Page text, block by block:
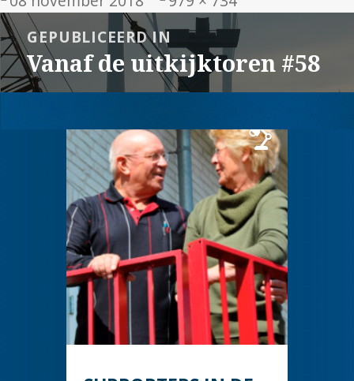
op
grootte
Bericht
navigatieGEPUBLICEERD IN
Vanaf de uitkijktoren #58